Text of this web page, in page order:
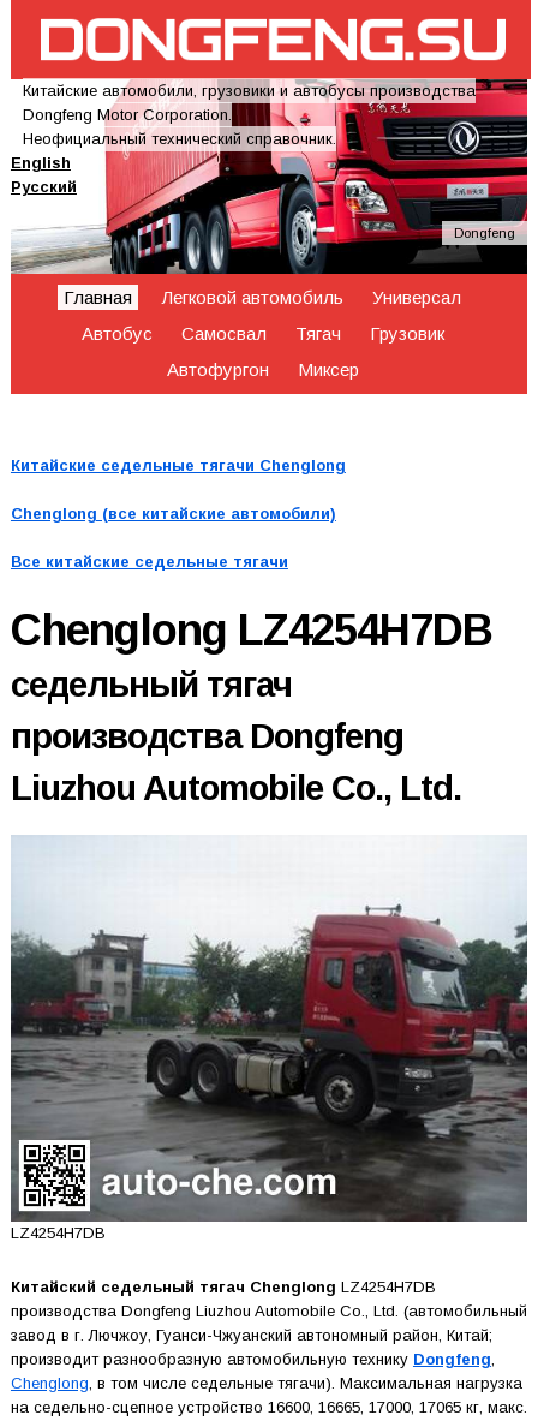
Китайские автомобили, грузовики и автобусы производства
Dongfeng Motor Corporation.
Неофициальный технический справочник.
English
Русский
Dongfeng
Главная Легковой автомобиль
Универсал
Автобус
Самосвал Тягач
Грузовик
Автофургон
Миксер
Китайские седельные тягачи Chenglong
Chenglong (все китайские автомобили)
Все китайские седельные тягачи
Chenglong LZ4254H7DB
седельный тягач
производства Dongfeng
Liuzhou Automobile Co., Ltd.
LZ4254H7DB
Китайский седельный тягач Chenglong LZ4254H7DB
производства Dongfeng Liuzhou Automobile Co., Ltd. (автомобильный
завод в г. Лючжоу, Гуанси-Чжуанский автономный район, Китай;
производит разнообразную автомобильную технику Dongfeng,
Chenglong, в том числе седельные тягачи). Максимальная нагрузка
на седельно-сцепное устройство 16600, 16665, 17000, 17065 кг, макс.